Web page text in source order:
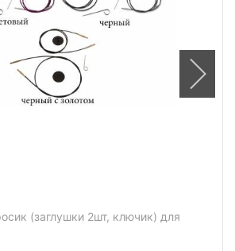
(заглушки 2шт, ключик) для